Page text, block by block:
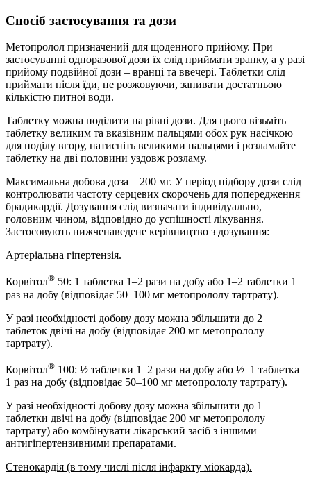
Спосіб застосування та дози
Метопролол призначений для щоденного прийому. При
застосуванні одноразової дози їх слід приймати зранку, а у разі
прийому подвійної дози – вранці та ввечері. Таблетки слід
приймати після їди, не розжовуючи, запивати достатньою
кількістю питної води.
Таблетку можна поділити на рівні дози. Для цього візьміть
таблетку великим та вказівним пальцями обох рук насічкою
для поділу вгору, натисніть великими пальцями і розламайте
таблетку на дві половини уздовж розламу.
Максимальна добова доза – 200 мг. У період підбору дози слід
контролювати частоту серцевих скорочень для попередження
брадикардії. Дозування слід визначати індивідуально,
головним чином, відповідно до успішності лікування.
Застосовують нижченаведене керівництво з дозування:
Артеріальна гіпертензія.
Корвітол® 50: 1 таблетка 1–2 рази на добу або 1–2 таблетки 1
раз на добу (відповідає 50–100 мг метопрололу тартрату).
У разі необхідності добову дозу можна збільшити до 2
таблеток двічі на добу (відповідає 200 мг метопрололу
тартрату).
Корвітол® 100: ½ таблетки 1–2 рази на добу або ½–1 таблетка
1 раз на добу (відповідає 50–100 мг метопрололу тартрату).
У разі необхідності добову дозу можна збільшити до 1
таблетки двічі на добу (відповідає 200 мг метопрололу
тартрату) або комбінувати лікарський засіб з іншими
антигіпертензивними препаратами.
Стенокардія (в тому числі після інфаркту міокарда).